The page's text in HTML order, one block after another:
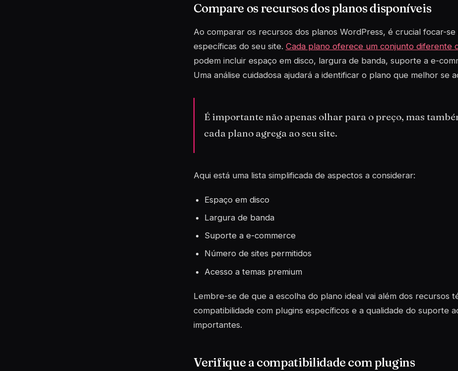
Compare os recursos dos planos disponíveis
Ao comparar os recursos dos planos WordPress, é crucial focar-se
específicas do seu site. Cada plano oferece um conjunto diferente
podem incluir espaço em disco, largura de banda, suporte a e-
Uma análise cuidadosa ajudará a identificar o plano que melhor se
É importante não apenas olhar para o preço, mas
cada plano agrega ao seu site.
Aqui está uma lista simplificada de aspectos a considerar:
Espaço em disco
Largura de banda
Suporte a e-commerce
Número de sites permitidos
Acesso a temas premium
Lembre-se de que a escolha do plano ideal vai além dos recursos
compatibilidade com plugins específicos e a qualidade do suporte
importantes.
Verifique a compatibilidade com plugins